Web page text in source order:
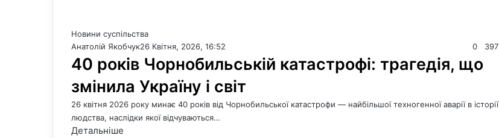
Новини суспільства
Анатолій Якобчук26 Квітня, 2026, 16:52 0 397
40 років Чорнобильській катастрофі: трагедія, що
змінила Україну і світ
26 квітня 2026 року минає 40 років від Чорнобильської катастрофи — найбільшої техногенної аварії в історії
людства, наслідки якої відчуваються…
Детальніше